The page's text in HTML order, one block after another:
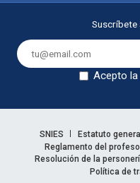
Suscríbete
Acepto la
Enlaces legales
SNIES Estatuto general
Reglamento del
Resolución de la
Política de